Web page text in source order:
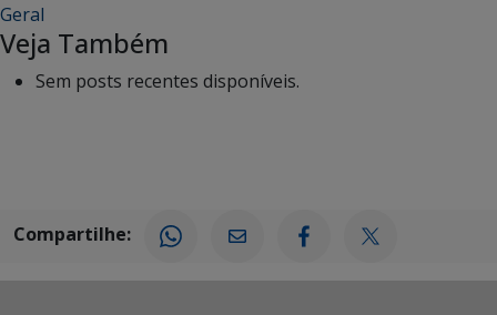
Geral
Veja Também
Sem posts recentes disponíveis.
Compartilhe: